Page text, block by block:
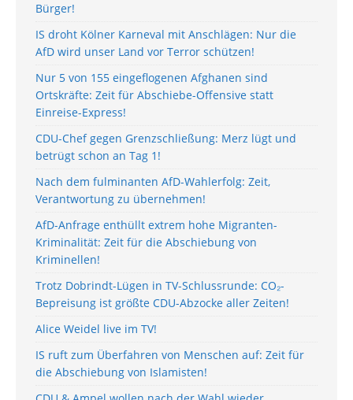
Bürger!
IS droht Kölner Karneval mit Anschlägen: Nur die
AfD wird unser Land vor Terror schützen!
Nur 5 von 155 eingeflogenen Afghanen sind
Ortskräfte: Zeit für Abschiebe-Offensive statt
Einreise-Express!
CDU-Chef gegen Grenzschließung: Merz lügt und
betrügt schon an Tag 1!
Nach dem fulminanten AfD-Wahlerfolg: Zeit,
Verantwortung zu übernehmen!
AfD-Anfrage enthüllt extrem hohe Migranten-
Kriminalität: Zeit für die Abschiebung von
Kriminellen!
Trotz Dobrindt-Lügen in TV-Schlussrunde: CO₂-
Bepreisung ist größte CDU-Abzocke aller Zeiten!
Alice Weidel live im TV!
IS ruft zum Überfahren von Menschen auf: Zeit für
die Abschiebung von Islamisten!